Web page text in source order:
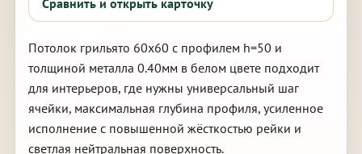
Сравнить и открыть карточку
Потолок грильято 60х60 с профилем h=50 и
толщиной металла 0.40мм в белом цвете подходит
для интерьеров, где нужны универсальный шаг
ячейки, максимальная глубина профиля, усиленное
исполнение с повышенной жёсткостью рейки и
светлая нейтральная поверхность.